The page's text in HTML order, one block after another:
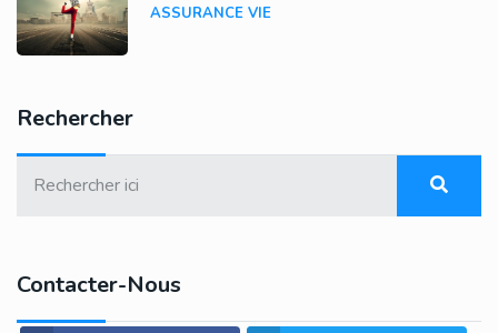
ASSURANCE VIE
Rechercher
Contacter-Nous